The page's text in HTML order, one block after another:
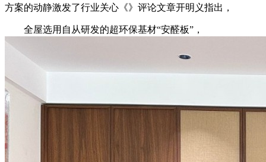
方案的动静激发了行业关心《》评论文章开明义指出，
全屋选用自从研发的超环保基材“安醛板”，